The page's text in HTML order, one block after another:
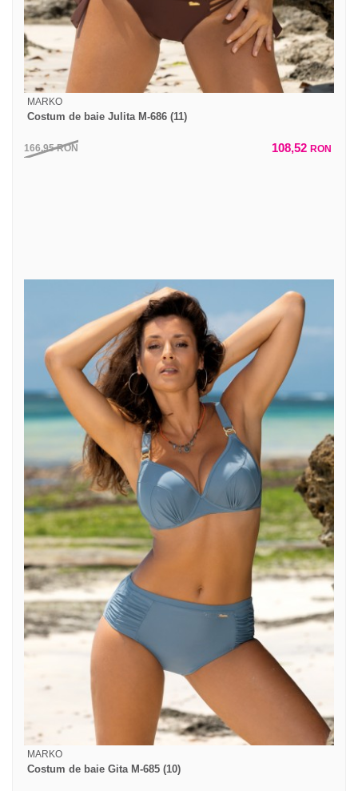
MARKO
Costum de baie Julita M-686 (11)
166,95RON 108,52 RON
MARKO
Costum de baie Gita M-685 (10)